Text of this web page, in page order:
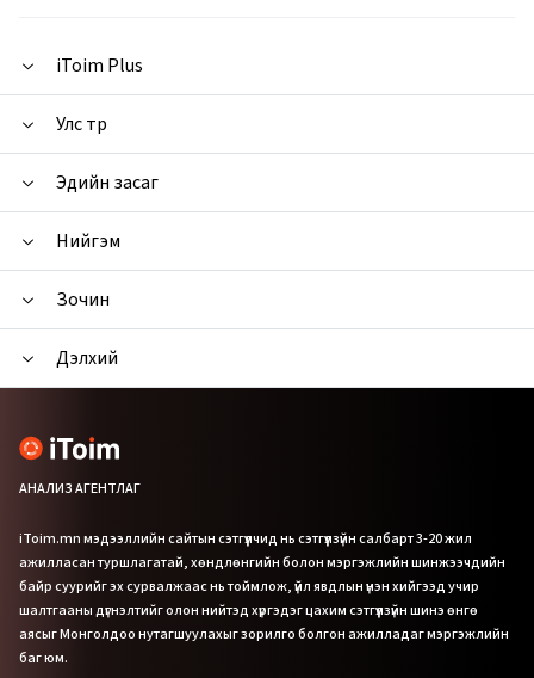
iToim Plus
Улс төр
Эдийн засаг
Нийгэм
Зочин
Дэлхий
АНАЛИЗ АГЕНТЛАГ
iToim.mn мэдээллийн сайтын сэтгүүлчид нь сэтгүүлзүйн салбарт 3-20 жил
ажилласан туршлагатай, хөндлөнгийн болон мэргэжлийн шинжээчдийн
байр суурийг эх сурвалжаас нь тоймлож, үйл явдлын үнэн хийгээд учир
шалтгааны дүгнэлтийг олон нийтэд хүргэдэг цахим сэтгүүлзүйн шинэ өнгө
аясыг Монголдоо нутагшуулахыг зорилго болгон ажилладаг мэргэжлийн
баг юм.